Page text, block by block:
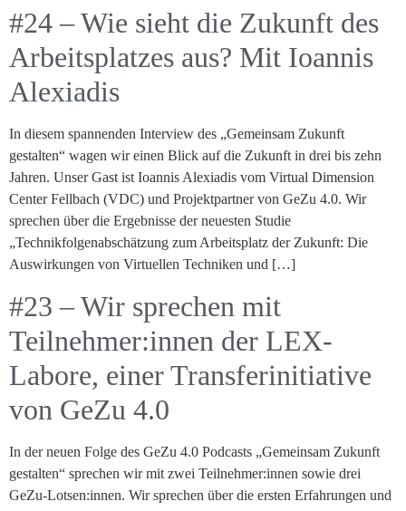
#24 – Wie sieht die Zukunft des
Arbeitsplatzes aus? Mit Ioannis
Alexiadis
In diesem spannenden Interview des „Gemeinsam Zukunft
gestalten“ wagen wir einen Blick auf die Zukunft in drei bis zehn
Jahren. Unser Gast ist Ioannis Alexiadis vom Virtual Dimension
Center Fellbach (VDC) und Projektpartner von GeZu 4.0. Wir
sprechen über die Ergebnisse der neuesten Studie
„Technikfolgenabschätzung zum Arbeitsplatz der Zukunft: Die
Auswirkungen von Virtuellen Techniken und […]
#23 – Wir sprechen mit
Teilnehmer:innen der LEX-
Labore, einer Transferinitiative
von GeZu 4.0
In der neuen Folge des GeZu 4.0 Podcasts „Gemeinsam Zukunft
gestalten“ sprechen wir mit zwei Teilnehmer:innen sowie drei
GeZu-Lotsen:innen. Wir sprechen über die ersten Erfahrungen und